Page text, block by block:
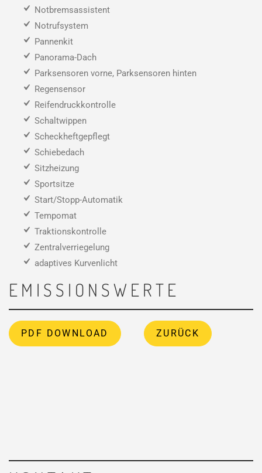
Notbremsassistent
Notrufsystem
Pannenkit
Panorama-Dach
Parksensoren vorne, Parksensoren hinten
Regensensor
Reifendruckkontrolle
Schaltwippen
Scheckheftgepflegt
Schiebedach
Sitzheizung
Sportsitze
Start/Stopp-Automatik
Tempomat
Traktionskontrolle
Zentralverriegelung
adaptives Kurvenlicht
EMISSIONSWERTE
PDF DOWNLOAD ZURÜCK